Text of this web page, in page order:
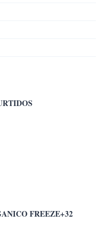
FREEZE+32